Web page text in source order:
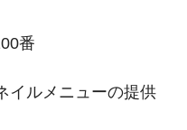
200番
イルメニューの提供